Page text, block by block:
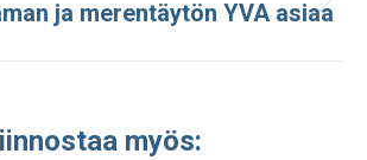
Seuraava
ja merentäytön YVA asiaa
myös: